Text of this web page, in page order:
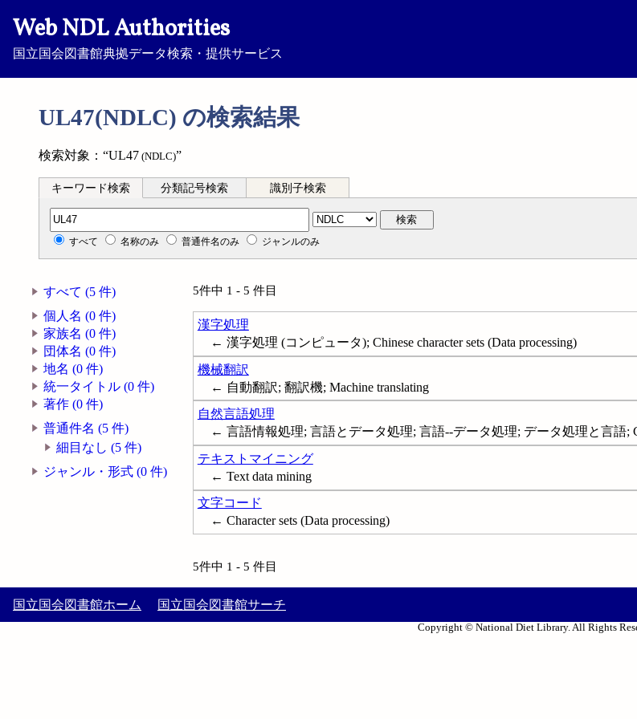
Web NDL Authorities
国立国会図書館典拠データ検索・提供サービス
UL47(NDLC) の検索結果
検索対象：“UL47 (NDLC)”
キーワード検索 分類記号検索 識別子検索
分類記号検索 検索
すべて 名称のみ 普通件名のみ ジャンルのみ
すべて (5 件)
個人名 (0 件)
家族名 (0 件)
団体名 (0 件)
地名 (0 件)
統一タイトル (0 件)
著作 (0 件)
普通件名 (5 件)
細目なし (5 件)
ジャンル・形式 (0 件)
5件中 1 - 5 件目
漢字処理
← 漢字処理 (コンピュータ); Chinese character sets (Data processing)
機械翻訳
← 自動翻訳; 翻訳機; Machine translating
自然言語処理
← 言語情報処理; 言語とデータ処理; 言語--データ処理; データ処理と言語;
テキストマイニング
← Text data mining
文字コード
← Character sets (Data processing)
5件中 1 - 5 件目
国立国会図書館ホーム 国立国会図書館サーチ
Copyright © National Diet Library. All Rights